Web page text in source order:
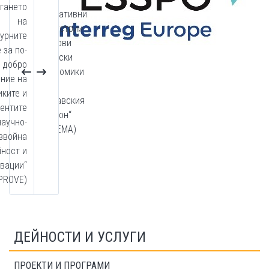
„Креативни
индустрии
за нови
градски
икономики
Дунавския
регион“
(CINEMA)
на
за по-
добро
на
и
и
ДЕЙНОСТИ И УСЛУГИ
ПРОЕКТИ И ПРОГРАМИ